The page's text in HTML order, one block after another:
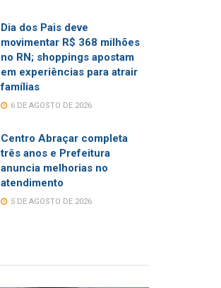
Dia dos Pais deve
movimentar R$ 368 milhões
no RN; shoppings apostam
em experiências para atrair
famílias
6 DE AGOSTO DE 2026
Centro Abraçar completa
três anos e Prefeitura
anuncia melhorias no
atendimento
5 DE AGOSTO DE 2026